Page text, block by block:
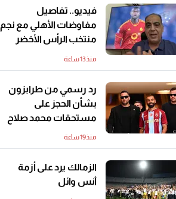
فيديو.. تفاصيل
مفاوضات الأهلي مع نجم
منتخب الرأس الأخضر
منذ13 ساعة
رد رسمي من طرابزون
بشأن الحجز على
مستحقات محمد صلاح
منذ19 ساعة
الزمالك يرد على أزمة
أنس وائل